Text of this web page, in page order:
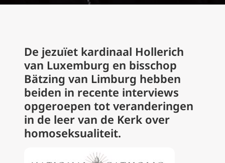
De jezuïet kardinaal Hollerich
van Luxemburg en bisschop
Bätzing van Limburg hebben
beiden in recente interviews
opgeroepen tot veranderingen
in de leer van de Kerk over
homoseksualiteit.